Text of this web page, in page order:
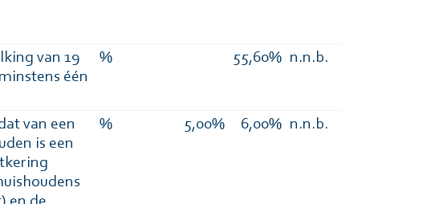
van 19
één
% 55,60% n.n.b.
van een
is een
% 5,00% 6,00% n.n.b.